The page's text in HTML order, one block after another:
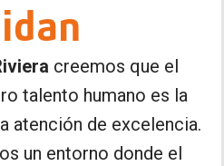
creemos que el
talento humano es la
atención de excelencia.
un entorno donde el